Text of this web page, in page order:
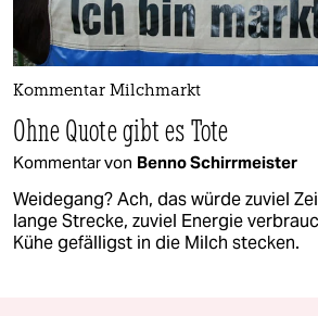
Kommentar Milchmarkt
Ohne Quote gibt es Tote
Kommentar von Benno Schirrmeister
Weidegang? Ach, das würde zuviel
lange Strecke, zuviel Energie
Kühe gefälligst in die Milch stecken.